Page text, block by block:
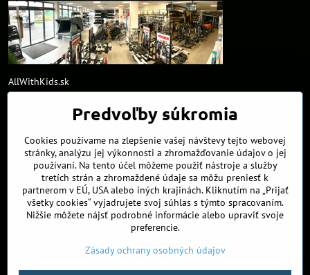
AllWithKids.sk
obchod​@northline​.sk
Kamenná predajňa
Nádražná 34/A
90027 Ivánka pri Dunaji
Otváracie hodiny
9:00 - 17:00
8:00 - 16:00
Predvoľby súkromia
Cookies používame na zlepšenie vašej návštevy tejto webovej
stránky, analýzu jej výkonnosti a zhromažďovanie údajov o jej
používaní. Na tento účel môžeme použiť nástroje a služby
tretích strán a zhromaždené údaje sa môžu preniesť k
partnerom v EÚ, USA alebo iných krajinách. Kliknutím na „Prijať
všetky cookies“ vyjadrujete svoj súhlas s týmto spracovaním.
Nižšie môžete nájsť podrobné informácie alebo upraviť svoje
preferencie.
Zásady ochrany osobných údajov